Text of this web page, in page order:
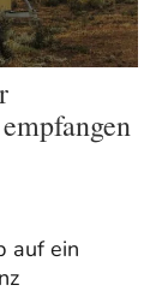
auf ein